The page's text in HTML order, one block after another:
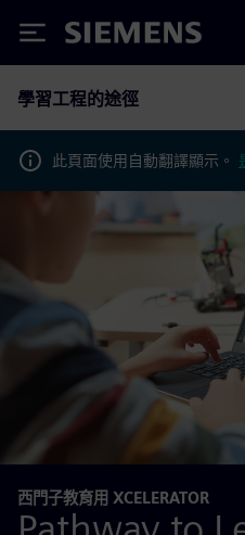
Siemens
學習工程的途徑
此頁面使用自動翻譯顯示。
西門子教育用 XCELERATOR